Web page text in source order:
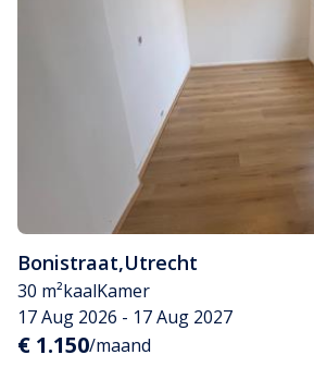
Bonistraat,Utrecht
30 m²kaalKamer
17 Aug 2026 - 17 Aug 2027
€ 1.150/maand